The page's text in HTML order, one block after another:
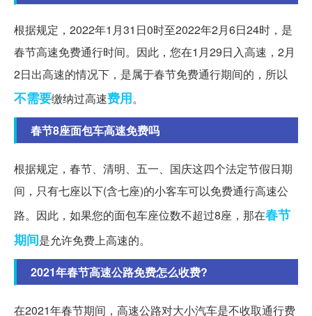
根据规定，2022年1月31日0时至2022年2月6日24时，是
春节高速免费通行时间。因此，您在1月29日入高速，2月
2日出高速的情况下，是属于春节免费通行期间的，所以
不需要缴纳过高速费用。
春节8座面包车高速免费吗
根据规定，春节、清明、五一、国庆这四个法定节假日期
间，只有七座以下(含七座)的小客车可以免费通行高速公
路。因此，如果您的面包车座位数不超过8座，那在春节
期间是允许免费上高速的。
2021年春节高速公路免费怎么收费?
在2021年春节期间，高速公路对大小汽车是不收取通行费